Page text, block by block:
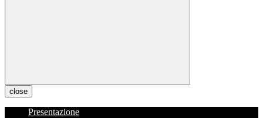
close
Presentazione